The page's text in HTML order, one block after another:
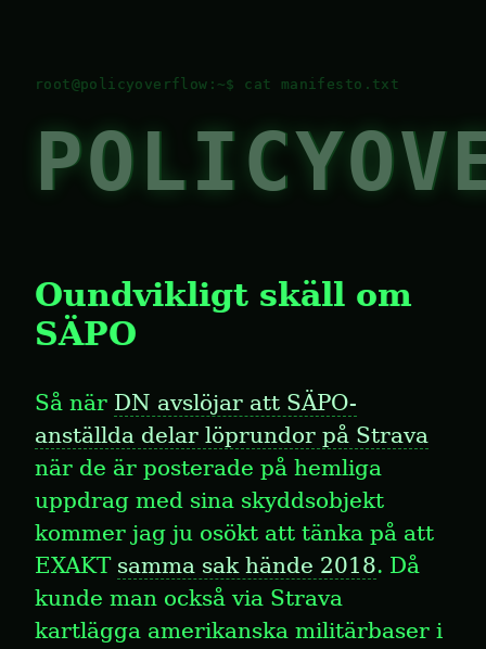
Oundvikligt skäll om
SÄPO
Så när DN avslöjar att SÄPO-
anställda delar löprundor på Strava
när de är posterade på hemliga
uppdrag med sina skyddsobjekt
kommer jag ju osökt att tänka på att
EXAKT samma sak hände 2018. Då
kunde man också via Strava
kartlägga amerikanska militärbaser i